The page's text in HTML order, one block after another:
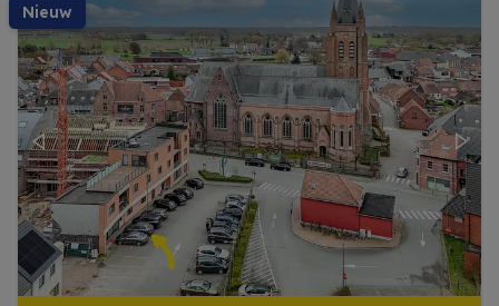
nieuw
Previous Next